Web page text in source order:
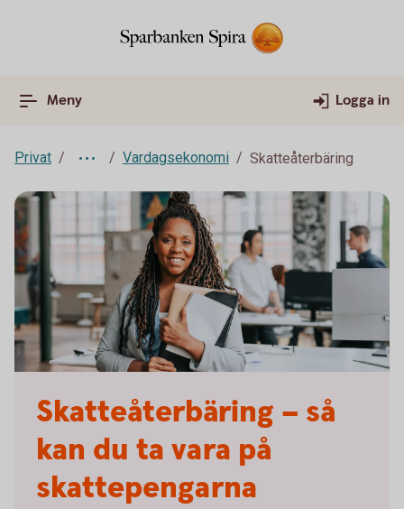
Meny Logga in
Privat Vardagsekonomi Skatteåterbäring
Skatteåterbäring – så
kan du ta vara på
skattepengarna